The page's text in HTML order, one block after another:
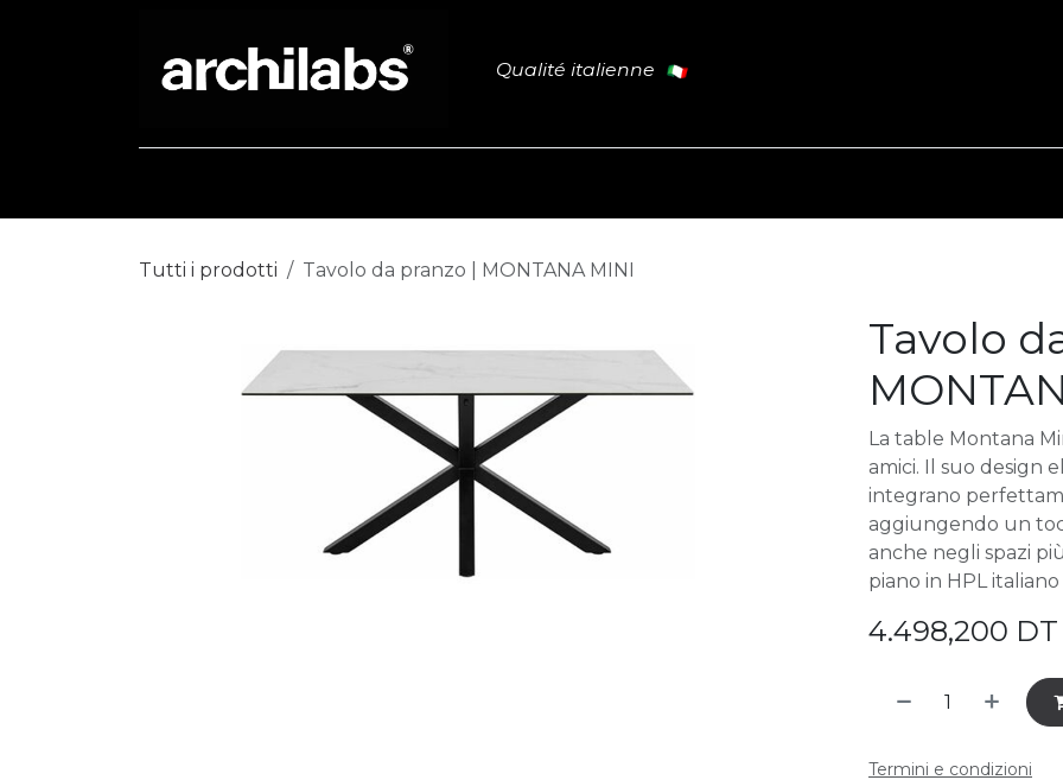
Qualité italienne
Tutti i prodotti Tavolo da pranzo | MONTANA MINI
Tavolo
La table Montana
amici. Il suo design
integrano
aggiungendo un
anche negli spazi
piano in HPL
4.498,200 DT
Termini e condizioni